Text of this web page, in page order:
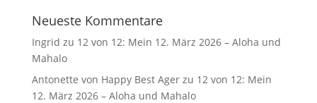
Neueste Kommentare
Ingrid zu 12 von 12: Mein 12. März 2026 – Aloha und
Mahalo
Antonette von Happy Best Agerzu 12 von 12: Mein
12. März 2026 – Aloha und Mahalo